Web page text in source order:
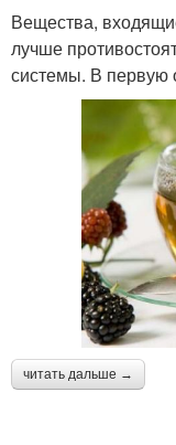
Вещества,
лучше
системы. В первую
читать дальше →